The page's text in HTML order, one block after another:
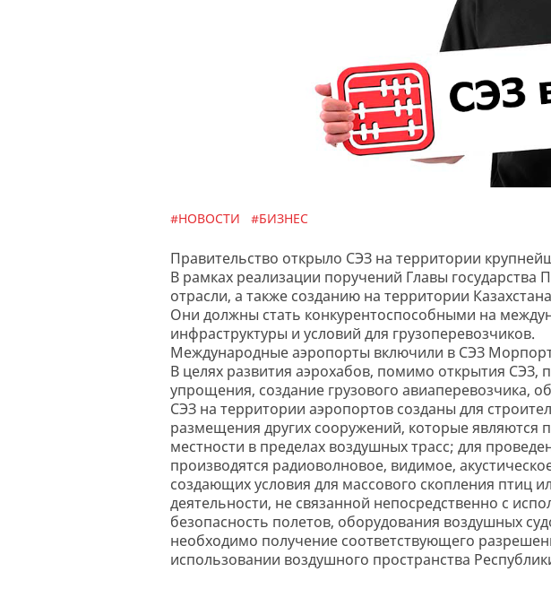
#НОВОСТИ #БИЗНЕС
Правительство открыло СЭЗ на территории
В рамках реализации поручений Главы
отрасли, а также созданию на территории
Они должны стать конкурентоспособными на
инфраструктуры и условий для грузоперевозчиков.
Международные аэропорты включили в СЭЗ Морпорт
В целях развития аэрохабов, помимо открытия
упрощения, создание грузового авиаперевозчика,
СЭЗ на территории аэропортов созданы для
размещения других сооружений, которые
местности в пределах воздушных трасс; для
производятся радиоволновое, видимое,
создающих условия для массового скопления птиц
деятельности, не связанной непосредственно с
безопасность полетов, оборудования воздушных
необходимо получение соответствующего
использовании воздушного пространства